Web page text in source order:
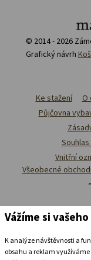
© 2014 - 2026
Grafický návrh
Ke stažení O
Půjčovna
Vnitřní
Všeobecné
Vážíme si
K analýze návštěvnosti a
obsahu a reklam